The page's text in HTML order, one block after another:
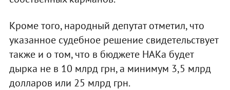
Кроме того, народный депутат отметил, что
указанное судебное решение свидетельствует
также и о том, что в бюджете НАКа будет
дырка не в 10 млрд грн, а минимум 3,5 млрд
долларов или 25 млрд грн.